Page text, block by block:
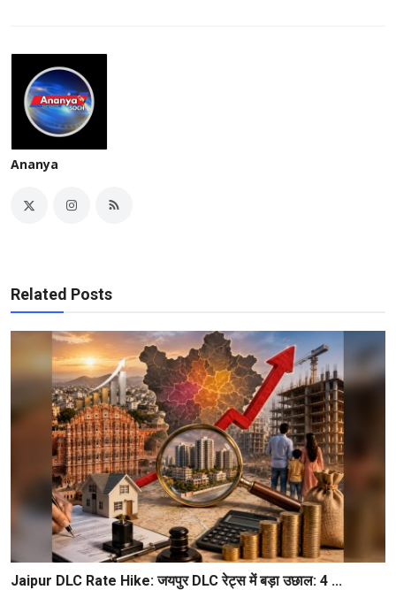
Ananya
Related Posts
Jaipur DLC Rate Hike: जयपुर DLC रेट्स में बड़ा उछाल: 4 ...